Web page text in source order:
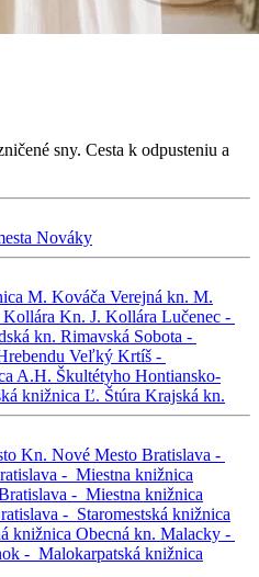
sny. Cesta k odpusteniu a
Nováky
M. Kováča Verejná kn. M.
Kn. J. Kollára Lučenec -
kn. Rimavská Sobota -
Veľký Krtíš -
A.H. Škultétyho Hontiansko-
knižnica Ľ. Štúra Krajská kn.
Kn. Nové Mesto Bratislava -
- Miestna knižnica
- Miestna knižnica
- Staromestská knižnica
knižnica Obecná kn. Malacky -
- Malokarpatská knižnica